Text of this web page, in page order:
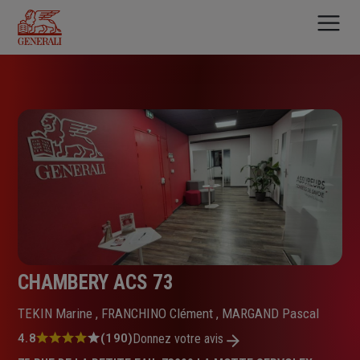
contenu
principal
CHAMBERY ACS 73
TEKIN Marine , FRANCHINO Clément , MARGAND Pascal
Note
4.8 (190)Donnez votre avis